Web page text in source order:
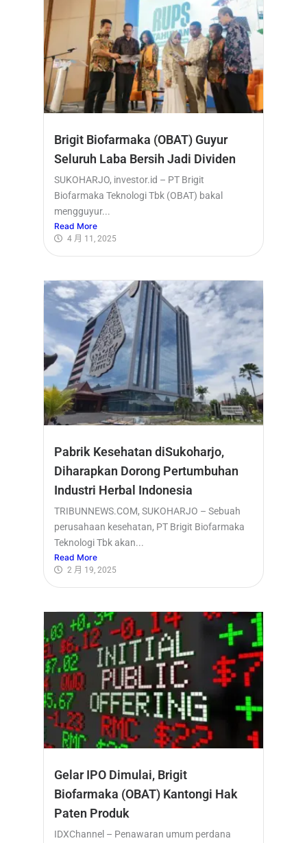
Brigit Biofarmaka (OBAT) Guyur
Seluruh Laba Bersih Jadi Dividen
SUKOHARJO, investor.id – PT Brigit
Biofarmaka Teknologi Tbk (OBAT) bakal
mengguyur...
Read More
4 月 11, 2025
Pabrik Kesehatan diSukoharjo,
Diharapkan Dorong Pertumbuhan
Industri Herbal Indonesia
TRIBUNNEWS.COM, SUKOHARJO – Sebuah
perusahaan kesehatan, PT Brigit Biofarmaka
Teknologi Tbk akan...
Read More
2 月 19, 2025
Gelar IPO Dimulai, Brigit
Biofarmaka (OBAT) Kantongi Hak
Paten Produk
IDXChannel – Penawaran umum perdana